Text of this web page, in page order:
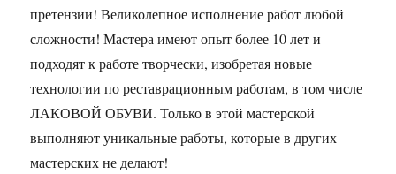
претензии! Великолепное исполнение работ любой
сложности! Мастера имеют опыт более 10 лет и
подходят к работе творчески, изобретая новые
технологии по реставрационным работам, в том числе
ЛАКОВОЙ ОБУВИ. Только в этой мастерской
выполняют уникальные работы, которые в других
мастерских не делают!